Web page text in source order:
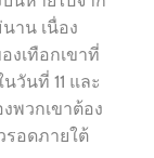
าน เนื่อง
งเทือกเขาที่
วันที่ 11 และ
พวกเขาต้อง
รอดภายใต้